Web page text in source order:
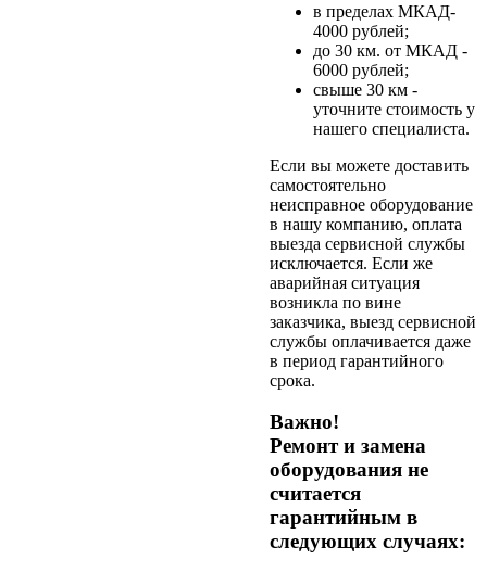
в пределах МКАД-
4000 рублей;
до 30 км. от МКАД -
6000 рублей;
свыше 30 км -
уточните стоимость у
нашего специалиста.
Если вы можете доставить
самостоятельно
неисправное оборудование
в нашу компанию, оплата
выезда сервисной службы
исключается. Если же
аварийная ситуация
возникла по вине
заказчика, выезд сервисной
службы оплачивается даже
в период гарантийного
срока.
Важно!
Ремонт и замена
оборудования не
считается
гарантийным в
следующих случаях: